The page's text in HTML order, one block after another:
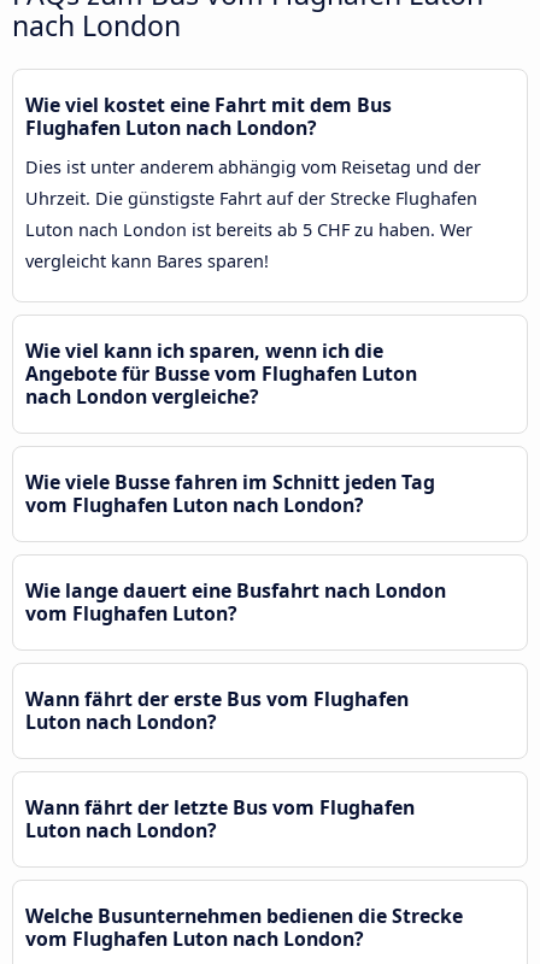
nach London
Wie viel kostet eine Fahrt mit dem Bus
Flughafen Luton nach London?
Dies ist unter anderem abhängig vom Reisetag und der
Uhrzeit. Die günstigste Fahrt auf der Strecke Flughafen
Luton nach London ist bereits ab 5 CHF zu haben. Wer
vergleicht kann Bares sparen!
Wie viel kann ich sparen, wenn ich die
Angebote für Busse vom Flughafen Luton
nach London vergleiche?
Wie viele Busse fahren im Schnitt jeden Tag
vom Flughafen Luton nach London?
Wie lange dauert eine Busfahrt nach London
vom Flughafen Luton?
Wann fährt der erste Bus vom Flughafen
Luton nach London?
Wann fährt der letzte Bus vom Flughafen
Luton nach London?
Welche Busunternehmen bedienen die Strecke
vom Flughafen Luton nach London?